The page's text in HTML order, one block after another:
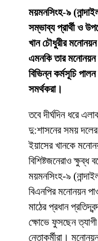
ময়মনসিংহ-৯
সম্ভাব্য প্রার্থী ও
খান চৌধুরীর মনোনয়ন
এমনকি তার মনোনয়ন
বিভিন্ন কর্মসূচি
সমর্থকরা।
তবে দীর্ঘদিন ধরে
দু:শাসনের সময় দলের
ইয়াসের খানকে
বিশিষ্টজনেরাও
ময়মনসিংহ-৯
বিএনপির মনোনয়ন
মাঠের প্রধান
ক্ষোভে ফুসছেন ত্যাগী
নেতাকর্মীরা।